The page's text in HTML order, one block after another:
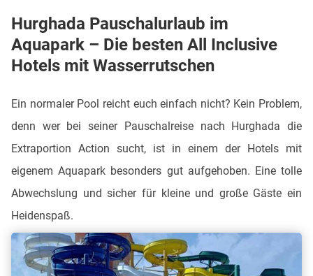
Hurghada Pauschalurlaub im
Aquapark – Die besten All Inclusive
Hotels mit Wasserrutschen
Ein normaler Pool reicht euch einfach nicht? Kein Problem,
denn wer bei seiner Pauschalreise nach Hurghada die
Extraportion Action sucht, ist in einem der Hotels mit
eigenem Aquapark besonders gut aufgehoben. Eine tolle
Abwechslung und sicher für kleine und große Gäste ein
Heidenspaß.